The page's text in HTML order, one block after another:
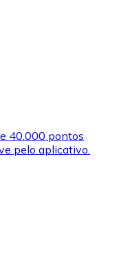
40.000 pontos
pelo aplicativo.